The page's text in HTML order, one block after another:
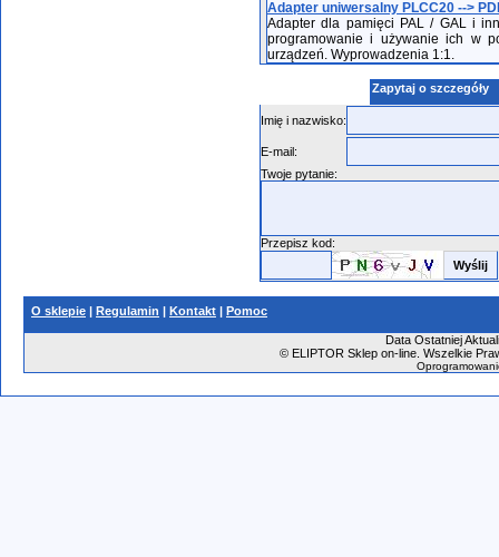
Adapter uniwersalny PLCC20 -->
Adapter dla pamięci PAL / GAL i
programowanie i używanie ich w
urządzeń. Wyprowadzenia 1:1.
Zapytaj o szczegóły
Imię i nazwisko:
E-mail:
Twoje pytanie:
Przepisz kod:
O sklepie | Regulamin | Kontakt | Pomoc
Data Ostatniej
©ELIPTOR Sklep on-line. Wszelkie